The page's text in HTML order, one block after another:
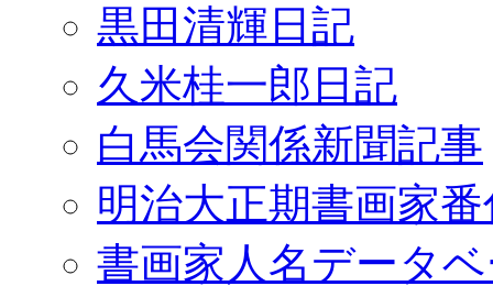
黒田清輝日記
久米桂一郎日記
白馬会関係新聞記事
明治大正期書画家
書画家人名データ